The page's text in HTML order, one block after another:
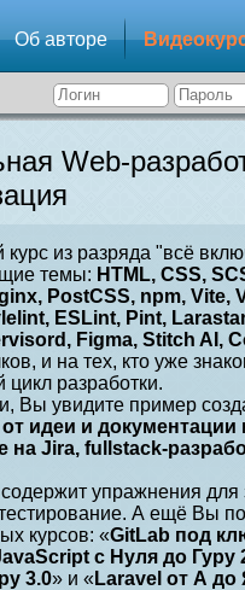
Об авторе
Web-
из разряда "всё
темы: HTML, CSS,
PostCSS, npm, Vite,
ESLint, Pint,
Figma, Stitch AI,
и на тех, кто уже
цикл разработки.
Вы увидите пример
от идеи и документации
на Jira, fullstack-
упражнения для
А ещё Вы
курсов: «GitLab под
с Нуля до Гуру
3.0» и « Laravel от А до